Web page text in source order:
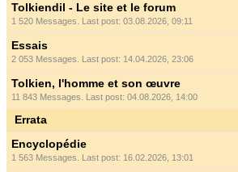
Tolkiendil - Le site et le forum
1 520 Messages. Last post: 03.08.2026, 09:11
Essais
2 053 Messages. Last post: 14.04.2026, 23:06
Tolkien, l'homme et son œuvre
11 843 Messages. Last post: 04.08.2026, 14:00
Errata
Encyclopédie
1 563 Messages. Last post: 16.02.2026, 13:01